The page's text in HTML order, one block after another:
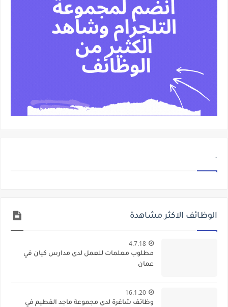
.
الوظائف الاكثر مشاهدة
4.7.18
مطلوب معلمات للعمل لدى مدارس كيان في
عمان
16.1.20
وظائف شاغرة لدى مجموعة ماجد الفطيم في